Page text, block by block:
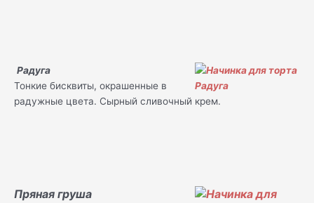
Радуга
Тонкие бисквиты, окрашенные в
радужные цвета. Сырный сливочный крем.
Пряная груша